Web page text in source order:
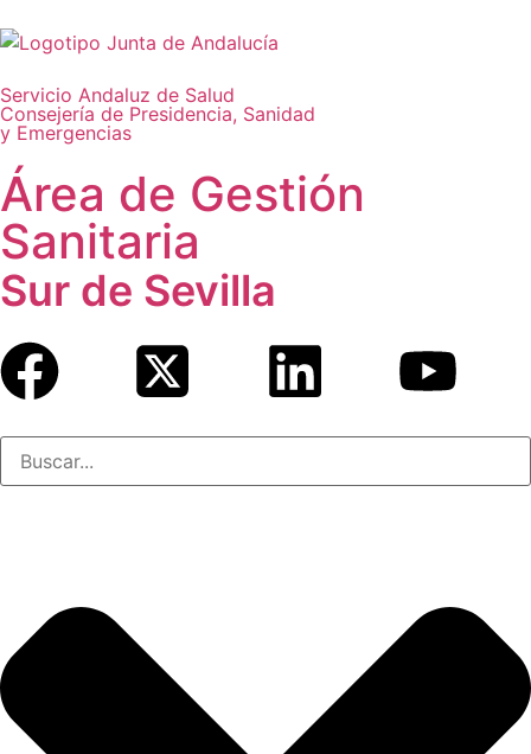
Servicio Andaluz de Salud
Consejería de Presidencia, Sanidad
y Emergencias
Área de Gestión
Sanitaria
Sur de Sevilla